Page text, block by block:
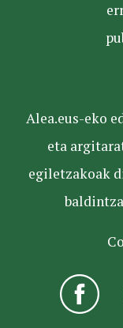
Alea.eus-eko
eta
egiletzakoak